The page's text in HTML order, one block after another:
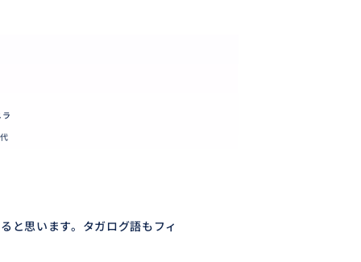
ラ
と思います。タガログ語もフィ